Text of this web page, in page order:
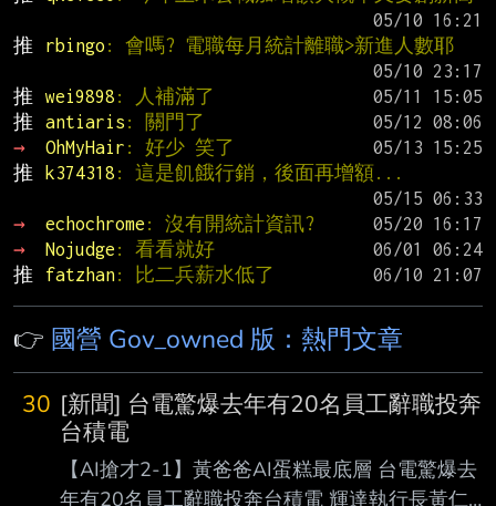
推
rbingo : 會嗎? 電職每月統計離職>新進人數耶
推
wei9898 : 人補滿了
推
antiaris : 關門了
→
OhMyHair : 好少 笑了
推
k374318 : 這是飢餓行銷，後面再增額...
→
echochrome : 沒有開統計資訊?
→
Nojudge : 看看就好
推
fatzhan: 比二兵薪水低了
👉 國營 Gov_owned 版：熱門文章
30 [新聞] 台電驚爆去年有20名員工辭職投奔
台積電
【AI搶才2-1】黃爸爸AI蛋糕最底層 台電驚爆去
年有20名員工辭職投奔台積電 輝達執行長黃仁勳